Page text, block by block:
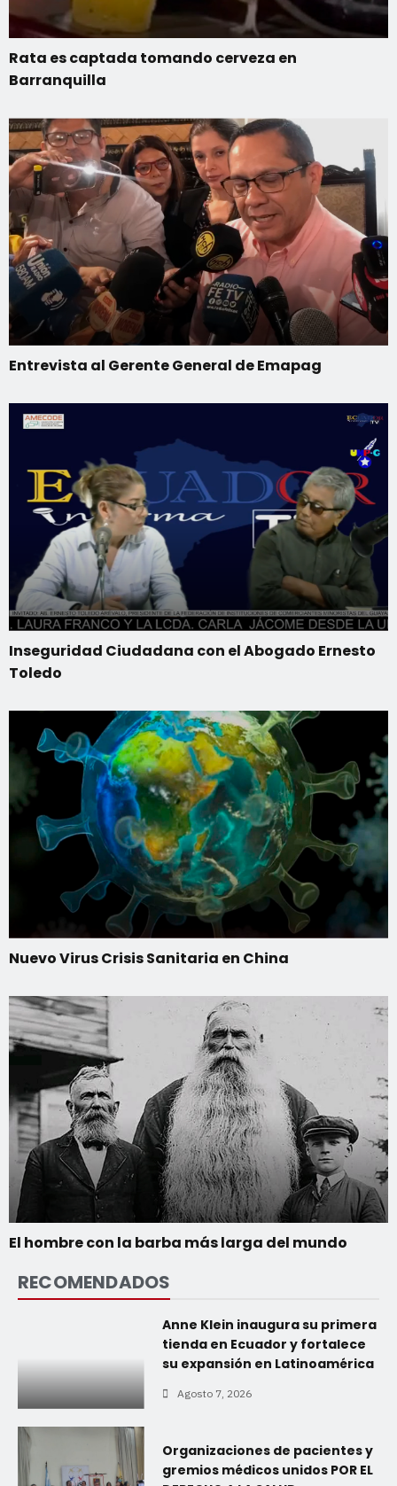
Rata es captada tomando cerveza en
Barranquilla
Entrevista al Gerente General de Emapag
Inseguridad Ciudadana con el Abogado Ernesto
Toledo
Nuevo Virus Crisis Sanitaria en China
El hombre con la barba más larga del mundo
RECOMENDADOS
Anne Klein inaugura su primera
tienda en Ecuador y fortalece
su expansión en Latinoamérica
Agosto 7, 2026
Organizaciones de pacientes y
gremios médicos unidos POR EL